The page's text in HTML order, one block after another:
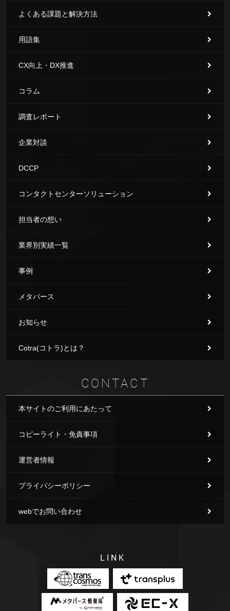
よくある課題と解決方法
用語集
CX向上・DX推進
コラム
調査レポート
企業対談
DCCP
コンタクトセンターソリューション
担当者の想い
業界別実績一覧
事例
メタバース
お知らせ
Cotra(コトラ)とは？
CONTACT
本サイトのご利用にあたって
コピーライト・免責事項
運営者情報
プライバシーポリシー
webでお問い合わせ
LINK